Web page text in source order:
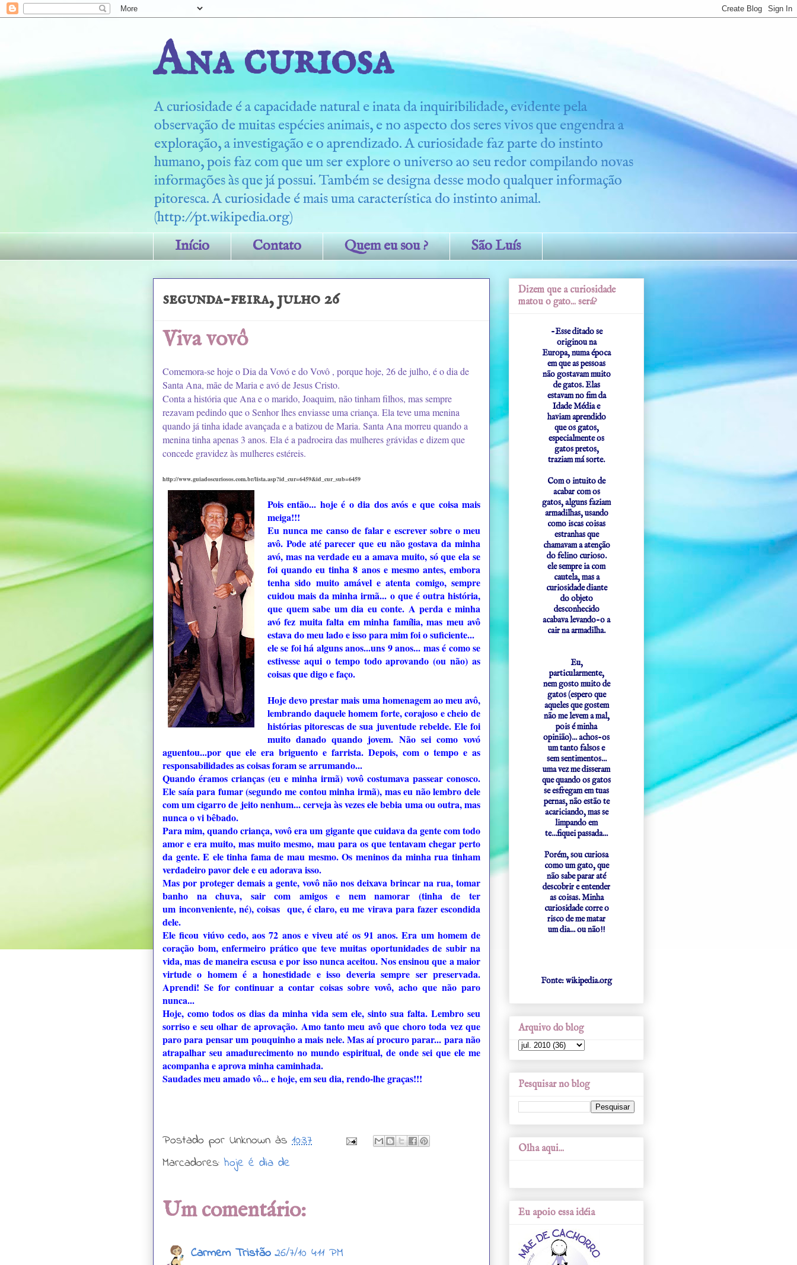
Ana curiosa
A curiosidade é a capacidade natural e inata da inquiribilidade, evidente pela
observação de muitas espécies animais, e no aspecto dos seres vivos que engendra a
exploração, a investigação e o aprendizado. A curiosidade faz parte do instinto
humano, pois faz com que um ser explore o universo ao seu redor compilando novas
informações às que já possui. Também se designa desse modo qualquer informação
pitoresca. A curiosidade é mais uma característica do instinto animal.
(http://pt.wikipedia.org)
Início
Contato Quem eu sou ? São Luís
segunda-feira, julho 26
Viva vovô
Comemora-se hoje o Dia da Vovó e do Vovô , porque hoje, 26 de julho, é o dia de
Santa Ana, mãe de Maria e avó de Jesus Cristo.
Conta a história que Ana e o marido, Joaquim, não tinham filhos, mas sempre
rezavam pedindo que o Senhor lhes enviasse uma criança. Ela teve uma menina
quando já tinha idade avançada e a batizou de Maria. Santa Ana morreu quando a
menina tinha apenas 3 anos. Ela é a padroeira das mulheres grávidas e dizem que
concede gravidez às mulheres estéreis.
http://www.guiadoscuriosos.com.br/lista.asp?id_cur=6459&id_cur_sub=6459
Pois então... hoje é o dia dos avós e que coisa mais
meiga!!!
Eu nunca me canso de falar e escrever sobre o meu
avô. Pode até parecer que eu não gostava da minha
avó, mas na verdade eu a amava muito, só que ela se
foi quando eu tinha 8 anos e mesmo antes, embora
tenha sido muito amável e atenta comigo, sempre
cuidou mais da minha irmã... o que é outra história,
que quem sabe um dia eu conte. A perda e minha
avó fez muita falta em minha família, mas meu avô
estava do meu lado e isso para mim foi o suficiente...
ele se foi há alguns anos...uns 9 anos... mas é como se
estivesse aqui o tempo todo aprovando (ou não) as
coisas que digo e faço.
Hoje devo prestar mais uma homenagem ao meu avô,
lembrando daquele homem forte, corajoso e cheio de
histórias pitorescas de sua juventude rebelde. Ele foi
muito danado quando jovem. Não sei como vovó
aguentou...por que ele era briguento e farrista. Depois, com o tempo e as
responsabilidades as coisas foram se arrumando...
Quando éramos crianças (eu e minha irmã) vovô costumava passear conosco.
Ele saía para fumar (segundo me contou minha irmã), mas eu não lembro dele
com um cigarro de jeito nenhum... cerveja às vezes ele bebia uma ou outra, mas
nunca o vi bêbado.
Para mim, quando criança, vovô era um gigante que cuidava da gente com todo
amor e era muito, mas muito mesmo, mau para os que tentavam chegar perto
da gente. E ele tinha fama de mau mesmo. Os meninos da minha rua tinham
verdadeiro pavor dele e eu adorava isso.
Mas por proteger demais a gente, vovô não nos deixava brincar na rua, tomar
banho na chuva, sair com amigos e nem namorar (tinha de ter
um inconveniente, né), coisas que, é claro, eu me virava para fazer escondida
dele.
Ele ficou viúvo cedo, aos 72 anos e viveu até os 91 anos. Era um homem de
coração bom, enfermeiro prático que teve muitas oportunidades de subir na
vida, mas de maneira escusa e por isso nunca aceitou. Nos ensinou que a maior
virtude o homem é a honestidade e isso deveria sempre ser preservada.
Aprendi! Se for continuar a contar coisas sobre vovô, acho que não paro
nunca...
Hoje, como todos os dias da minha vida sem ele, sinto sua falta. Lembro seu
sorriso e seu olhar de aprovação. Amo tanto meu avô que choro toda vez que
paro para pensar um pouquinho a mais nele. Mas aí procuro parar... para não
atrapalhar seu amadurecimento no mundo espiritual, de onde sei que ele me
acompanha e aprova minha caminhada.
Saudades meu amado vô... e hoje, em seu dia, rendo-lhe graças!!!
Postado por Unknown às 10:37
Marcadores:hoje é dia de
Um comentário:
Carmem Tristão 26/7/10 4:11 PM
Dizem que a curiosidade
matou o gato... será?
-Esse ditado se
originou na
Europa, numa época
em que as pessoas
não gostavam muito
de gatos. Elas
estavam no fim da
Idade Média e
haviam aprendido
que os gatos,
especialmente os
gatos pretos,
traziam má sorte.
Com o intuito de
acabar com os
gatos, alguns faziam
armadilhas, usando
como iscas coisas
estranhas que
chamavam a atenção
do felino curioso.
ele sempre ia com
cautela, mas a
curiosidade diante
do objeto
desconhecido
acabava levando-o a
cair na armadilha.
Eu,
particularmente,
nem gosto muito de
gatos (espero que
aqueles que gostem
não me levem a mal,
pois é minha
opinião)... achos-os
um tanto falsos e
sem sentimentos...
uma vez me disseram
que quando os gatos
se esfregam em tuas
pernas, não estão te
acariciando, mas se
limpando em
te...fiquei passada...
Porém, sou curiosa
como um gato, que
não sabe parar até
descobrir e entender
as coisas. Minha
curiosidade corre o
risco de me matar
um dia... ou não!!
Fonte: wikipedia.org
Arquivo do blog
Pesquisar no blog
Olha aqui...
Eu apoio essa idéia